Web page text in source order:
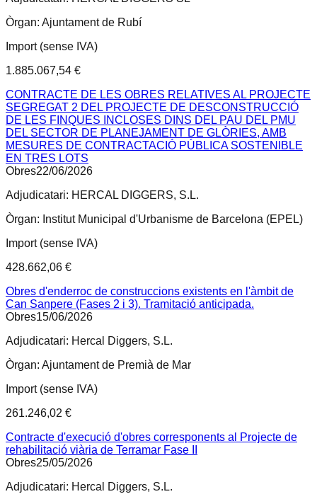
Òrgan: Ajuntament de Rubí
Import (sense IVA)
1.885.067,54 €
CONTRACTE DE LES OBRES RELATIVES AL PROJECTE
SEGREGAT 2 DEL PROJECTE DE DESCONSTRUCCIÓ
DE LES FINQUES INCLOSES DINS DEL PAU DEL PMU
DEL SECTOR DE PLANEJAMENT DE GLÒRIES, AMB
MESURES DE CONTRACTACIÓ PÚBLICA SOSTENIBLE
EN TRES LOTS
Obres22/06/2026
Adjudicatari: HERCAL DIGGERS, S.L.
Òrgan: Institut Municipal d'Urbanisme de Barcelona (EPEL)
Import (sense IVA)
428.662,06 €
Obres d'enderroc de construccions existents en l'àmbit de
Can Sanpere (Fases 2 i 3). Tramitació anticipada.
Obres15/06/2026
Adjudicatari: Hercal Diggers, S.L.
Òrgan: Ajuntament de Premià de Mar
Import (sense IVA)
261.246,02 €
Contracte d'execució d'obres corresponents al Projecte de
rehabilitació viària de Terramar Fase II
Obres25/05/2026
Adjudicatari: Hercal Diggers, S.L.